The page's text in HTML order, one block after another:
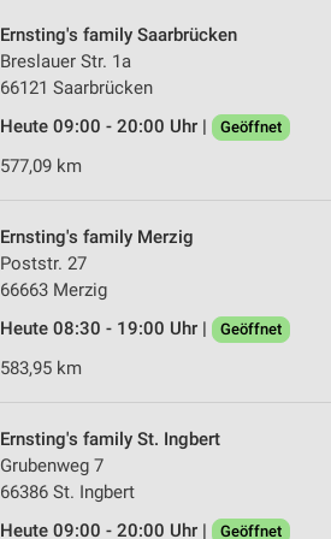
Ernsting's family Saarbrücken
Breslauer Str. 1a
66121 Saarbrücken
Heute 09:00 - 20:00 Uhr |
Geöffnet
577,09 km
Ernsting's family Merzig
Poststr. 27
66663 Merzig
Heute 08:30 - 19:00 Uhr |
Geöffnet
583,95 km
Ernsting's family St. Ingbert
Grubenweg 7
66386 St. Ingbert
Heute 09:00 - 20:00 Uhr |
Geöffnet